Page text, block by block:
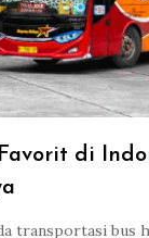
di
transportasi bus